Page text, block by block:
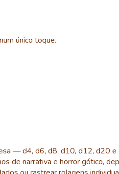
único toque.
— d4, d6, d8, d10, d12,
de narrativa e horror gótico,